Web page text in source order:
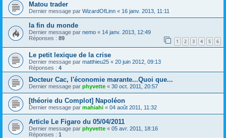
Matou trader
Dernier message par WizardOfLinn « 16 janv. 2013, 11:11
la fin du monde
Dernier message par nemo « 14 janv. 2013, 12:49
Réponses : 89 1 2 3 4 5 6
Le petit lexique de la crise
Dernier message par matthieu25 « 20 juin 2012, 09:13
Réponses : 4
Docteur Cac, l'économie marante...Quoi que...
Dernier message par phyvette « 30 oct. 2011, 20:57
[théorie du Complot] Napoléon
Dernier message par mahiahi « 04 août 2011, 11:32
Article Le Figaro du 05/04/2011
Dernier message par phyvette « 05 avr. 2011, 18:16
Réponses : 1